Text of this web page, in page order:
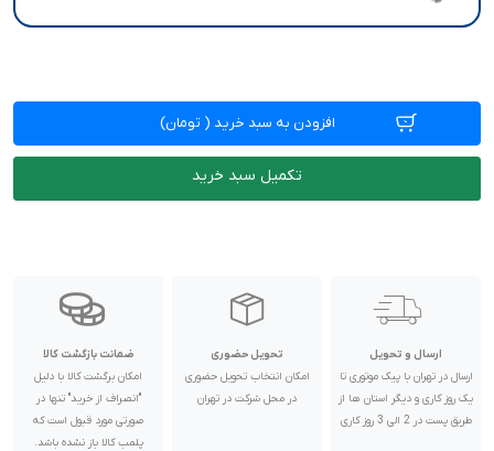
افزودن به سبد خرید ( تومان)
تکمیل سبد خرید
ارسال و تحویل
ارسال در تهران با پیک موتوری تا
یک روز کاری و دیگر استان ها از
طریق پست در 2 الی 3 روز کاری
تحویل حضوری
امکان انتخاب تحویل حضوری
در محل شرکت در تهران
ضمانت بازگشت کالا
امکان برگشت کالا با دلیل
"انصراف از خرید" تنها در
صورتی مورد قبول است که
پلمب کالا باز نشده باشد.